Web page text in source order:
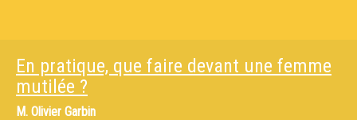
En pratique, que faire devant une femme
mutilée ?
M. Olivier Garbin